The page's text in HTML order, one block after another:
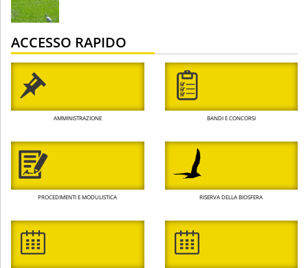
ACCESSO RAPIDO
AMMINISTRAZIONE BANDI E CONCORSI
PROCEDIMENTI E MODULISTICA RISERVA DELLA BIOSFERA